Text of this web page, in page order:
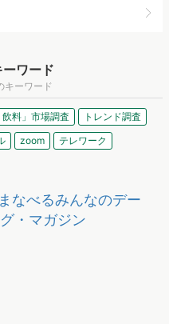
ワード
キーワード
飲料」市場調査
トレンド調査
zoom テレワーク
なべるみんなのデー
・マガジン